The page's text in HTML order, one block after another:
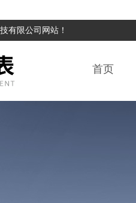
有限公司网站！
首页